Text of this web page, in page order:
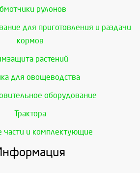
рулонов
для приготовления и раздачи
кормов
растений
для овощеводства
оборудование
Трактора
части и комплектующие